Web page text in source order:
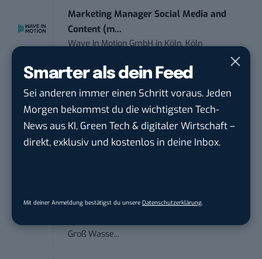
Smarter als dein Feed
Sei anderen immer einen Schritt voraus. Jeden
Morgen bekommst du die wichtigsten Tech-
News aus KI, Green Tech & digitaler Wirtschaft –
direkt, exklusiv und kostenlos in deine Inbox.
Mit deiner Anmeldung bestätigst du unsere Datenschutzerklärung.
Marketing Manager Social Media and
Content (m...
Wave In Motion GmbHinKöln, Köln
Social Media Manager –
Webkommunikation...
Open Experience GmbHinKarlsruhe
Editorial Prompt Engineer (m/w/d)
PR & Social Media Coordinator (m/w/d)
Groß Wasse...